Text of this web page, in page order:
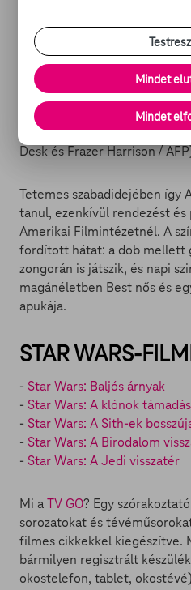
Sam Worthingtont is teljes
mindenki – ő pedig velük
létezne.
Tetemes szabadidejében így
tanul, ezenkívül rendezést
Amerikai Filmintézetnél. A
fordított hátat: a dob mellett
zongorán is játszik, és napi
magánéletben Best nős és
apukája.
STAR WARS-
- Star Wars: Baljós árnyak
- Star Wars: A klónok
- Star Wars: A Sith-ek
- Star Wars: A Birodalom
- Star Wars: A Jedi visszatér
Mi aTV GO? Egy
sorozatokat és
filmes cikkekkel kiegészítve.
bármilyen regisztrált
okostelefon, tablet,
Mindet
Mindet